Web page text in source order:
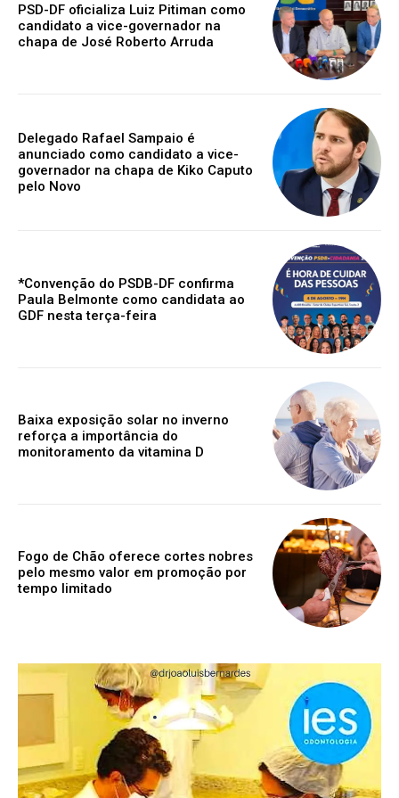
PSD-DF oficializa Luiz Pitiman como
candidato a vice-governador na
chapa de José Roberto Arruda
Delegado Rafael Sampaio é
anunciado como candidato a vice-
governador na chapa de Kiko Caputo
pelo Novo
*Convenção do PSDB-DF confirma
Paula Belmonte como candidata ao
GDF nesta terça-feira
Baixa exposição solar no inverno
reforça a importância do
monitoramento da vitamina D
Fogo de Chão oferece cortes nobres
pelo mesmo valor em promoção por
tempo limitado